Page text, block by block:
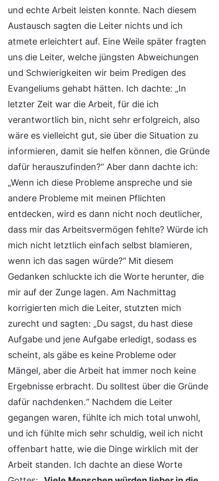
und echte Arbeit leisten konnte. Nach diesem
Austausch sagten die Leiter nichts und ich
atmete erleichtert auf. Eine Weile später fragten
uns die Leiter, welche jüngsten Abweichungen
und Schwierigkeiten wir beim Predigen des
Evangeliums gehabt hätten. Ich dachte: „In
letzter Zeit war die Arbeit, für die ich
verantwortlich bin, nicht sehr erfolgreich, also
wäre es vielleicht gut, sie über die Situation zu
informieren, damit sie helfen können, die Gründe
dafür herauszufinden?“ Aber dann dachte ich:
„Wenn ich diese Probleme anspreche und sie
andere Probleme mit meinen Pflichten
entdecken, wird es dann nicht noch deutlicher,
dass mir das Arbeitsvermögen fehlte? Würde ich
mich nicht letztlich einfach selbst blamieren,
wenn ich das sagen würde?“ Mit diesem
Gedanken schluckte ich die Worte herunter, die
mir auf der Zunge lagen. Am Nachmittag
korrigierten mich die Leiter, stutzten mich
zurecht und sagten: „Du sagst, du hast diese
Aufgabe und jene Aufgabe erledigt, sodass es
scheint, als gäbe es keine Probleme oder
Mängel, aber die Arbeit hat immer noch keine
Ergebnisse erbracht. Du solltest über die Gründe
dafür nachdenken.“ Nachdem die Leiter
gegangen waren, fühlte ich mich total unwohl,
und ich fühlte mich sehr schuldig, weil ich nicht
offenbart hatte, wie die Dinge wirklich mit der
Arbeit standen. Ich dachte an diese Worte